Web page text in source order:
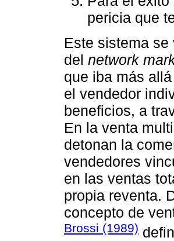
pericia que
Este sistema
del network
que iba más
el vendedor
beneficios, a
En la venta
detonan la
vendedores
en las ventas
propia reventa.
concepto de
Brossi (1989)